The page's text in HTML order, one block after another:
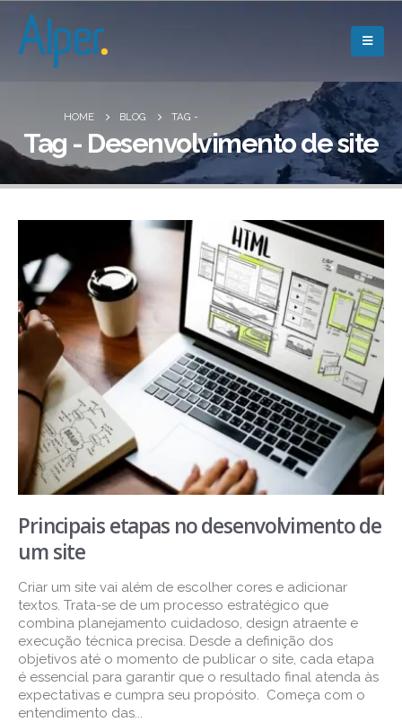
HOME BLOG TAG -
Tag - Desenvolvimento de site
Principais etapas no desenvolvimento de
um site
Criar um site vai além de escolher cores e adicionar
textos. Trata-se de um processo estratégico que
combina planejamento cuidadoso, design atraente e
execução técnica precisa. Desde a definição dos
objetivos até o momento de publicar o site, cada etapa
é essencial para garantir que o resultado final atenda às
expectativas e cumpra seu propósito. Começa com o
entendimento das...